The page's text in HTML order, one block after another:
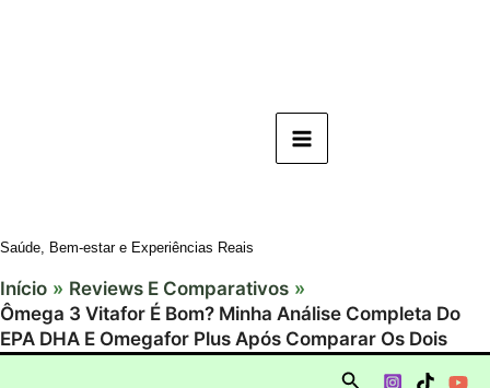
Saúde, Bem-estar e Experiências Reais
Início
Reviews E Comparativos
Ômega 3 Vitafor É Bom? Minha Análise Completa Do
EPA DHA E Omegafor Plus Após Comparar Os Dois
Pesquisar